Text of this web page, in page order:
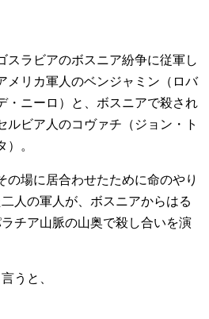
スラビアのボスニア紛争に従軍し
メリカ軍人のベンジャミン（ロバ
・ニーロ）と、ボスニアで殺され
ルビア人のコヴァチ（ジョン・ト
）。
の場に居合わせたために命のやり
人の軍人が、ボスニアからはる
チア山脈の山奥で殺し合いを演
うと、